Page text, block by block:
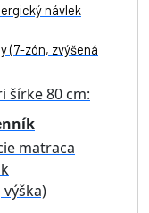
návlek
(7-zón, zvýšená
šírke 80 cm:
matraca